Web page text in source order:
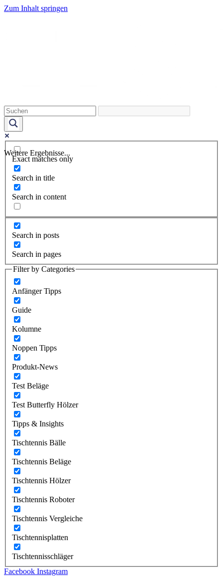
Zum Inhalt springen
Weitere Ergebnisse...
Exact matches only
Search in title
Search in content
Search in posts
Search in pages
Filter by Categories
Anfänger Tipps
Guide
Kolumne
Noppen Tipps
Produkt-News
Test Beläge
Test Butterfly Hölzer
Tipps & Insights
Tischtennis Bälle
Tischtennis Beläge
Tischtennis Hölzer
Tischtennis Roboter
Tischtennis Vergleiche
Tischtennisplatten
Tischtennisschläger
Facebook Instagram